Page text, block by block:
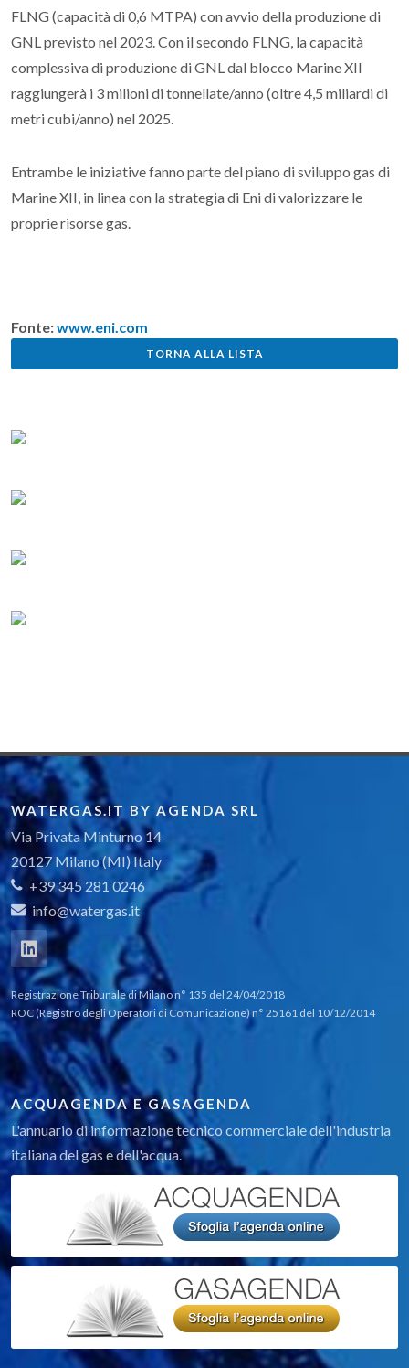
FLNG (capacità di 0,6 MTPA) con avvio della produzione di
GNL previsto nel 2023. Con il secondo FLNG, la capacità
complessiva di produzione di GNL dal blocco Marine XII
raggiungerà i 3 milioni di tonnellate/anno (oltre 4,5 miliardi di
metri cubi/anno) nel 2025.
Entrambe le iniziative fanno parte del piano di sviluppo gas di
Marine XII, in linea con la strategia di Eni di valorizzare le
proprie risorse gas.
Fonte:www.eni.com
TORNA ALLA LISTA
WATERGAS.IT BY AGENDA SRL
Via Privata Minturno 14
20127 Milano (MI) Italy
+39 345 281 0246
info@watergas.it
Registrazione Tribunale di Milano n° 135 del 24/04/2018
ROC (Registro degli Operatori di Comunicazione) n° 25161 del 10/12/2014
ACQUAGENDA E GASAGENDA
L'annuario di informazione tecnico commerciale dell'industria
italiana del gas e dell'acqua.